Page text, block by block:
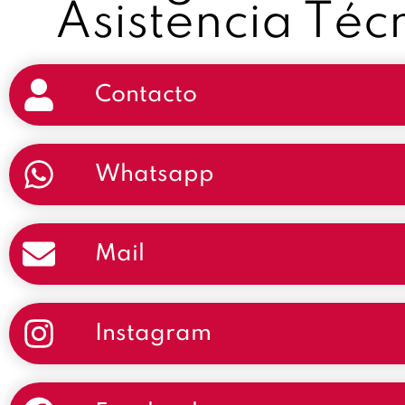
Asistencia
Contacto
Whatsapp
Mail
Instagram